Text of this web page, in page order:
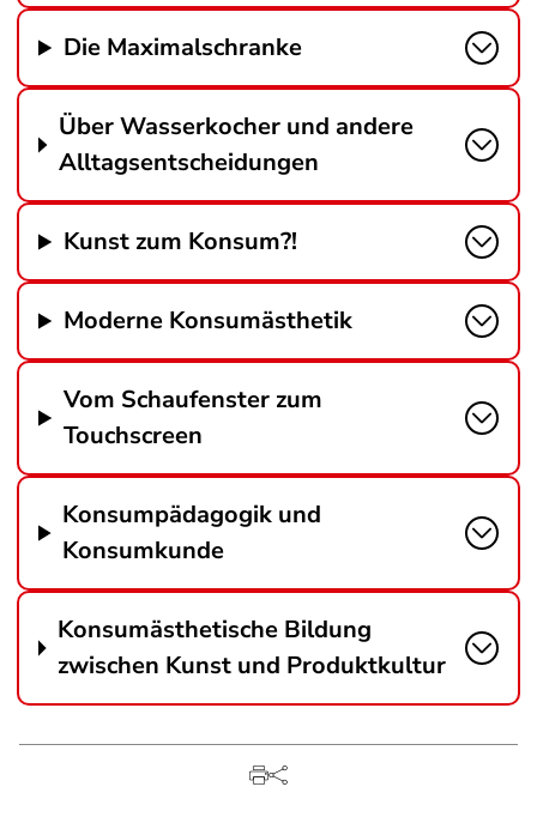
Die Maximalschranke
Über Wasserkocher und andere
Alltagsentscheidungen
Kunst zum Konsum?!
Moderne Konsumästhetik
Vom Schaufenster zum
Touchscreen
Konsumpädagogik und
Konsumkunde
Konsumästhetische Bildung
zwischen Kunst und Produktkultur